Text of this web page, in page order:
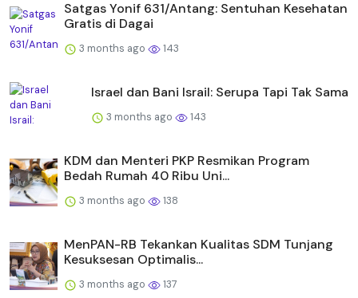
Satgas Yonif 631/Antang: Sentuhan Kesehatan
Gratis di Dagai
3 months ago 143
Israel dan Bani Israil: Serupa Tapi Tak Sama
3 months ago 143
KDM dan Menteri PKP Resmikan Program
Bedah Rumah 40 Ribu Uni...
3 months ago 138
MenPAN-RB Tekankan Kualitas SDM Tunjang
Kesuksesan Optimalis...
3 months ago 137